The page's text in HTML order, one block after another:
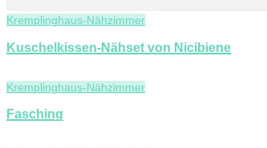
Kremplinghaus-Nähzimmer
Kuschelkissen-Nähset von Nicibiene
Kremplinghaus-Nähzimmer
Fasching